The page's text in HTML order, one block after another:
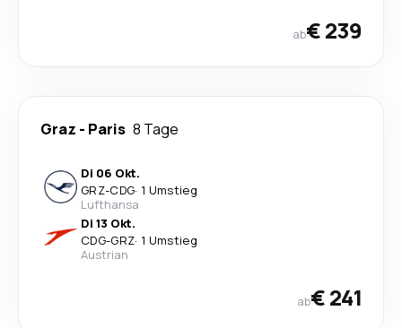
ab€ 239
Graz - Paris 8 Tage
Di 06 Okt.
GRZ-CDG· 1 Umstieg
Lufthansa
Di 13 Okt.
CDG-GRZ· 1 Umstieg
Austrian
ab€ 241